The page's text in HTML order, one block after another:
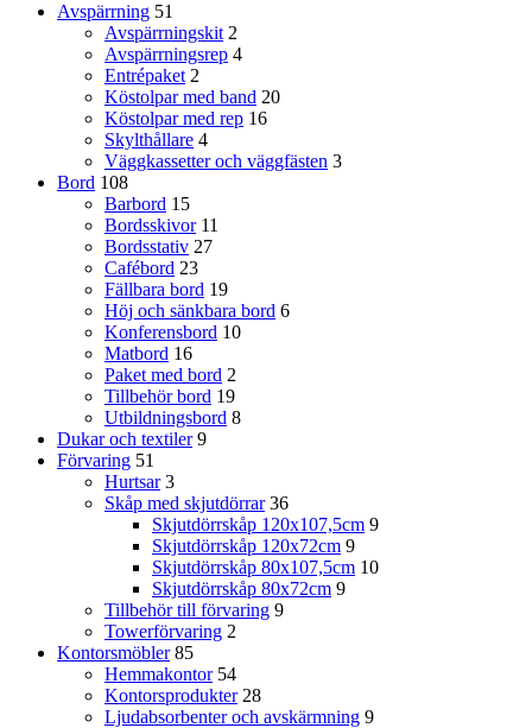
Avspärrning 51
Avspärrningskit 2
Avspärrningsrep 4
Entrépaket 2
Köstolpar med band 20
Köstolpar med rep 16
Skylthållare 4
Väggkassetter och väggfästen 3
Bord 108
Barbord 15
Bordsskivor 11
Bordsstativ 27
Cafébord 23
Fällbara bord 19
Höj och sänkbara bord 6
Konferensbord 10
Matbord 16
Paket med bord 2
Tillbehör bord 19
Utbildningsbord 8
Dukar och textiler 9
Förvaring 51
Hurtsar 3
Skåp med skjutdörrar 36
Skjutdörrskåp 120x107,5cm 9
Skjutdörrskåp 120x72cm 9
Skjutdörrskåp 80x107,5cm 10
Skjutdörrskåp 80x72cm 9
Tillbehör till förvaring 9
Towerförvaring 2
Kontorsmöbler 85
Hemmakontor 54
Kontorsprodukter 28
Ljudabsorbenter och avskärmning 9